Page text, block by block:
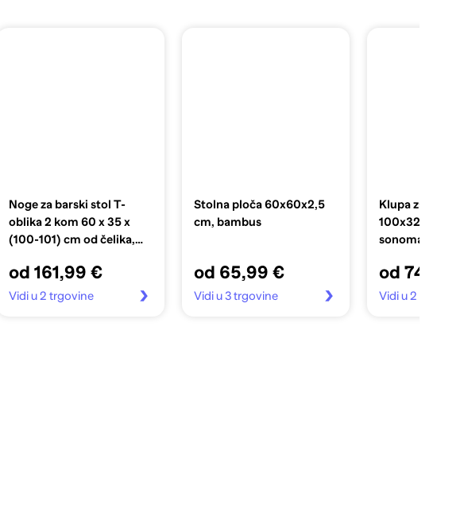
Noge za barski stol T-
oblika 2 kom 60 x 35 x
(100-101) cm od čelika,
od 161,99 €
Vidi u 2 trgovine
Stolna ploča 60x60x2,5
cm, bambus
od 65,99 €
Vidi u 3 trgovine
Klupa za
100x32, 5x48,
sonoma
od 74,99
Vidi u 2 trgovine